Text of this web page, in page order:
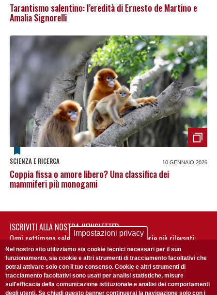
Tarantismo salentino: l’eredità di Ernesto de Martino e
Amalia Signorelli
SCIENZA E RICERCA 10 GENNAIO 2026
Coppia fissa o amore libero? Una classifica dei
mammiferi più monogami
ISCRIVITI ALLA NOSTRA NEWSLETTER
Ogni settimana selezioniamo per te nostre storie più rilevanti:
non perderti gli aggiornamenti della nostra newsletter
Impostazioni privacy
Nel nostro sito utilizziamo sia cookie tecnici necessari per il suo
funzionamento, sia cookie e altri strumenti di tracciamento facoltativi che
potrai attivare solo con il tuo consenso. Cookie e altri strumenti di
tracciamento facoltativi sono usati per analisi statistiche, misure
sull'efficacia della comunicazione istituzionale e analisi dei comportamenti
degli utenti. Se chiudi questo banner continuerai la navigazione solo con i